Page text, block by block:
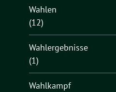
Wahlen
(12)
Wahlergebnisse
(1)
Wahlkampf